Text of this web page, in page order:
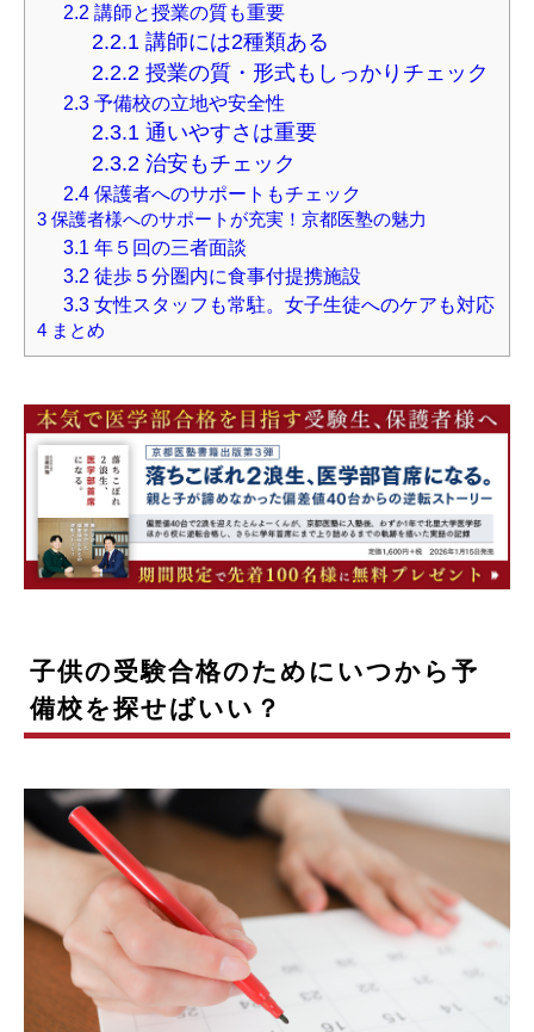
2.2 講師と授業の質も重要
2.2.1 講師には2種類ある
2.2.2 授業の質・形式もしっかりチェック
2.3予備校の立地や安全性
2.3.1 通いやすさは重要
2.3.2 治安もチェック
2.4保護者へのサポートもチェック
3 保護者様へのサポートが充実！京都医塾の魅力
3.1 年５回の三者面談
3.2 徒歩５分圏内に食事付提携施設
3.3女性スタッフも常駐。女子生徒へのケアも対応
4 まとめ
子供の受験合格のためにいつから予
備校を探せばいい？